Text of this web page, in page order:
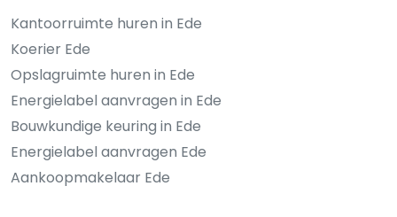
Kantoorruimte huren in Ede
Koerier Ede
Opslagruimte huren in Ede
Energielabel aanvragen in Ede
Bouwkundige keuring in Ede
Energielabel aanvragen Ede
Aankoopmakelaar Ede